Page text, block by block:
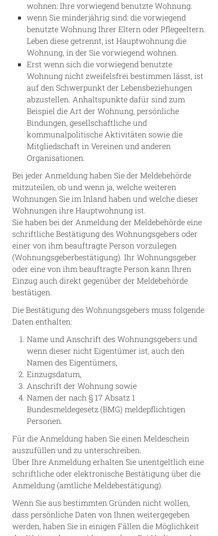
wohnen: Ihre vorwiegend benutzte Wohnung.
wenn Sie minderjährig sind: die vorwiegend
benutzte Wohnung Ihrer Eltern oder Pflegeeltern.
Leben diese getrennt, ist Hauptwohnung die
Wohnung, in der Sie vorwiegend wohnen.
Erst wenn sich die vorwiegend benutzte
Wohnung nicht zweifelsfrei bestimmen lässt, ist
auf den Schwerpunkt der Lebensbeziehungen
abzustellen. Anhaltspunkte dafür sind zum
Beispiel die Art der Wohnung, persönliche
Bindungen, gesellschaftliche und
kommunalpolitische Aktivitäten sowie die
Mitgliedschaft in Vereinen und anderen
Organisationen.
Bei jeder Anmeldung haben Sie der Meldebehörde
mitzuteilen, ob und wenn ja, welche weiteren
Wohnungen Sie im Inland haben und welche dieser
Wohnungen ihre Hauptwohnung ist.
Sie haben bei der Anmeldung der Meldebehörde eine
schriftliche Bestätigung des Wohnungsgebers oder
einer von ihm beauftragte Person vorzulegen
(Wohnungsgeberbestätigung). Ihr Wohnungsgeber
oder eine von ihm beauftragte Person kann Ihren
Einzug auch direkt gegenüber der Meldebehörde
bestätigen.
Die Bestätigung des Wohnungsgebers muss folgende
Daten enthalten:
Name und Anschrift des Wohnungsgebers und
wenn dieser nicht Eigentümer ist, auch den
Namen des Eigentümers,
Einzugsdatum,
Anschrift der Wohnung sowie
Namen der nach § 17 Absatz 1
Bundesmeldegesetz (BMG) meldepflichtigen
Personen.
Für die Anmeldung haben Sie einen Meldeschein
auszufüllen und zu unterschreiben.
Über Ihre Anmeldung erhalten Sie unentgeltlich eine
schriftliche oder elektronische Bestätigung über die
Anmeldung (amtliche Meldebestätigung).
Wenn Sie aus bestimmten Gründen nicht wollen,
dass persönliche Daten von Ihnen weitergegeben
werden, haben Sie in einigen Fällen die Möglichkeit